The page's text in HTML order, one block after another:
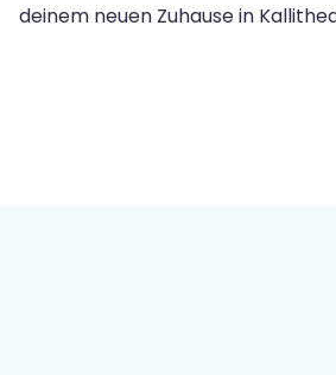
deinem neuen Zuhause in